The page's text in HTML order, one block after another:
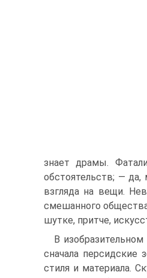
знает драмы.
обстоятельств; —
взгляда на вещи.
смешанного
шутке, притче,
В
сначала персидские
стиля и материала.